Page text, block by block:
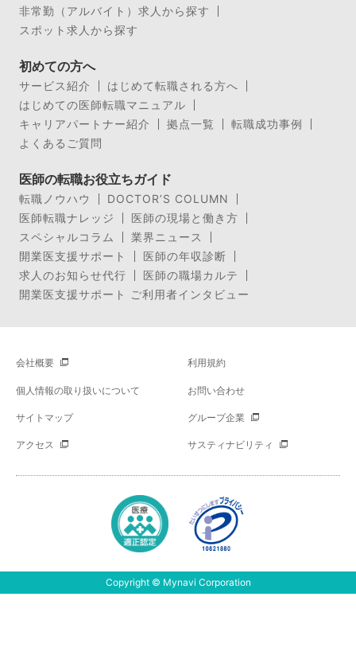
非常勤（アルバイト）求人から探す
スポット求人から探す
初めての方へ
サービス紹介
はじめて転職される方へ
はじめての医師転職マニュアル
キャリアパートナー紹介
拠点一覧
転職成功事例
よくあるご質問
医師の転職お役立ちガイド
転職ノウハウ
DOCTOR’S COLUMN
医師転職ナレッジ
医師の現場と働き方
スペシャルコラム
業界ニュース
開業医支援サポート
医師の年収診断
求人のお知らせ代行
医師の職場カルテ
開業医支援サポート ご利用者インタビュー
会社概要 利用規約
個人情報の取り扱いについて お問い合わせ
サイトマップ グループ企業
アクセス サスティナビリティ
Copyright © Mynavi Corporation